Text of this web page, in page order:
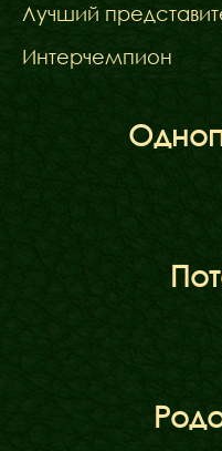
Лучший
Интерчемпион